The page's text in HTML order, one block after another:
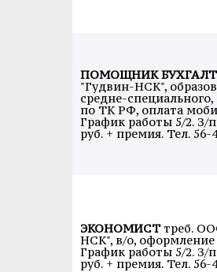
ПОМОЩНИК
"Гудвин-НСК",
средне-
по ТК РФ, оплата
График работы 5/2. З/
руб. + премия. Тел. 56-
ЭКОНОМИСТтреб.
НСК", в/о,
График работы 5/2. З/
руб. + премия. Тел. 56-